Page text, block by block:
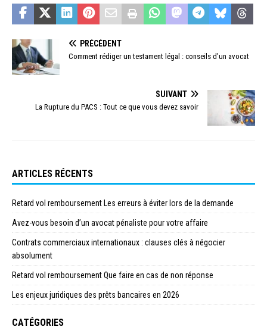
PRÉCÉDENT
Comment rédiger un testament légal : conseils d’un avocat
SUIVANT
La Rupture du PACS : Tout ce que vous devez savoir
ARTICLES RÉCENTS
Retard vol remboursement Les erreurs à éviter lors de la demande
Avez-vous besoin d’un avocat pénaliste pour votre affaire
Contrats commerciaux internationaux : clauses clés à négocier
absolument
Retard vol remboursement Que faire en cas de non réponse
Les enjeux juridiques des prêts bancaires en 2026
CATÉGORIES